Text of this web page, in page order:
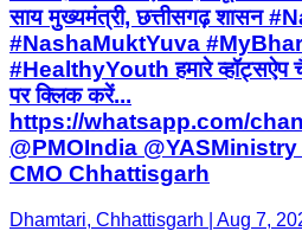
साय मुख्यमंत्री, छत्तीसगढ़ शासन
#NashaMuktYuva
#HealthyYouth हमारे
पर क्लिक करें...
https://whatsapp.com/
@PMOIndia
CMO Chhattisgarh
Dhamtari, Chhattisgarh | Aug 7,